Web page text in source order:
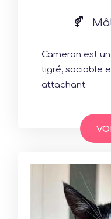
Cameron est
tigré, sociable
attachant.